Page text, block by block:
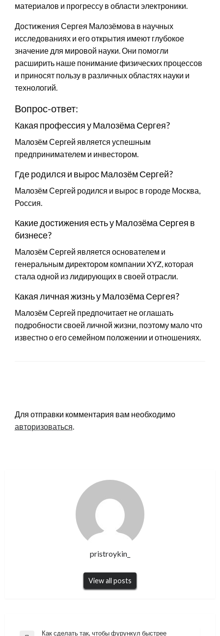
материалов и прогрессу в области электроники.
Достижения Сергея Малозёмова в научных
исследованиях и его открытия имеют глубокое
значение для мировой науки. Они помогли
расширить наше понимание физических процессов
и приносят пользу в различных областях науки и
технологий.
Вопрос-ответ:
Какая профессия у Малозёма Сергея?
Малозём Сергей является успешным
предпринимателем и инвестором.
Где родился и вырос Малозём Сергей?
Малозём Сергей родился и вырос в городе Москва,
Россия.
Какие достижения есть у Малозёма Сергея в
бизнесе?
Малозём Сергей является основателем и
генеральным директором компании XYZ, которая
стала одной из лидирующих в своей отрасли.
Какая личная жизнь у Малозёма Сергея?
Малозём Сергей предпочитает не оглашать
подробности своей личной жизни, поэтому мало что
известно о его семейном положении и отношениях.
Для отправки комментария вам необходимо
авторизоваться.
pristroykin_
View all posts
Как сделать так, чтобы фурункул быстрее